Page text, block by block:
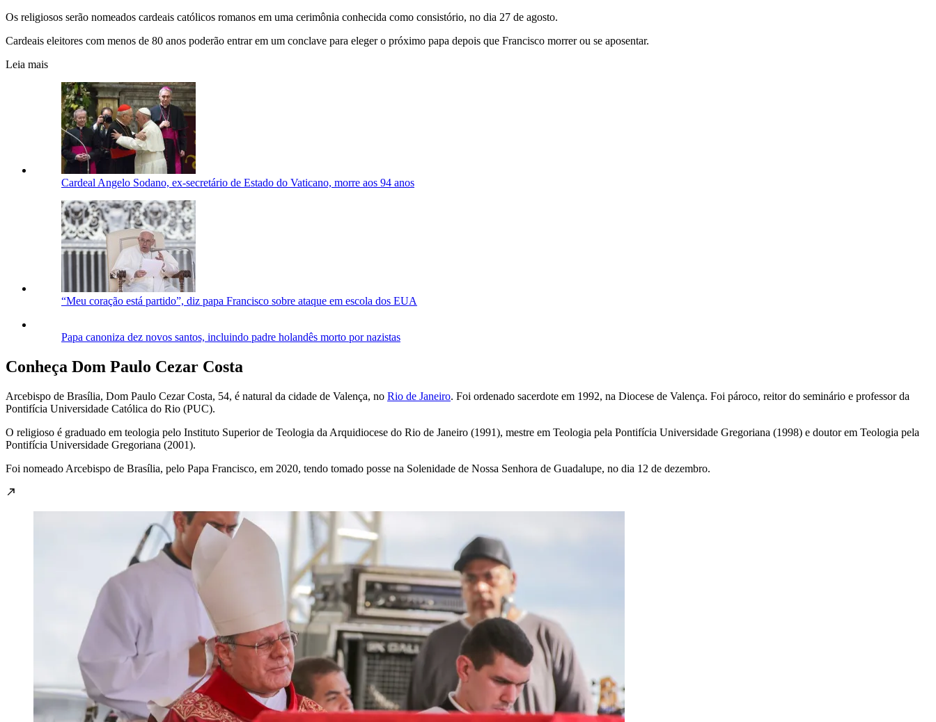
Os religiosos serão nomeados cardeais católicos romanos em uma cerimônia conhecida como consistório, no dia 27 de agosto.
Cardeais eleitores com menos de 80 anos poderão entrar em um conclave para eleger o próximo papa depois que Francisco morrer ou se aposentar.
Leia mais
Cardeal Angelo Sodano, ex-secretário de Estado do Vaticano, morre aos 94 anos
“Meu coração está partido”, diz papa Francisco sobre ataque em escola dos EUA
Papa canoniza dez novos santos, incluindo padre holandês morto por nazistas
Conheça Dom Paulo Cezar Costa
Arcebispo de Brasília, Dom Paulo Cezar Costa, 54, é natural da cidade de Valença, no Rio de Janeiro. Foi ordenado sacerdote em 1992, na Diocese de Valença. Foi pároco, reitor do seminário e professor da
Pontifícia Universidade Católica do Rio (PUC).
O religioso é graduado em teologia pelo Instituto Superior de Teologia da Arquidiocese do Rio de Janeiro (1991), mestre em Teologia pela Pontifícia Universidade Gregoriana (1998) e doutor em Teologia pela
Pontifícia Universidade Gregoriana (2001).
Foi nomeado Arcebispo de Brasília, pelo Papa Francisco, em 2020, tendo tomado posse na Solenidade de Nossa Senhora de Guadalupe, no dia 12 de dezembro.